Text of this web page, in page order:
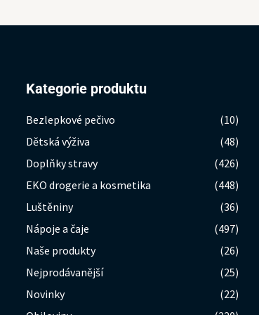
Kategorie produktu
Bezlepkové pečivo
(10)
Dětská výživa
(48)
Doplňky stravy
(426)
EKO drogerie a kosmetika
(448)
Luštěniny
(36)
Nápoje a čaje
(497)
Naše produkty
(26)
Nejprodávanější
(25)
Novinky
(22)